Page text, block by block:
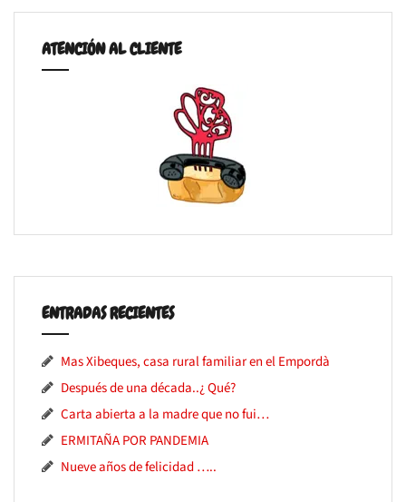
ATENCIÓN AL CLIENTE
ENTRADAS RECIENTES
Mas Xibeques, casa rural familiar en el Empordà
Después de una década..¿ Qué?
Carta abierta a la madre que no fui…
ERMITAÑA POR PANDEMIA
Nueve años de felicidad …..